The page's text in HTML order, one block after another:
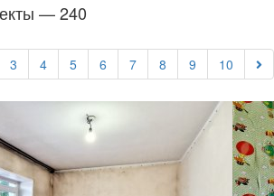
—240
3 4 5 6 7 8 9 10